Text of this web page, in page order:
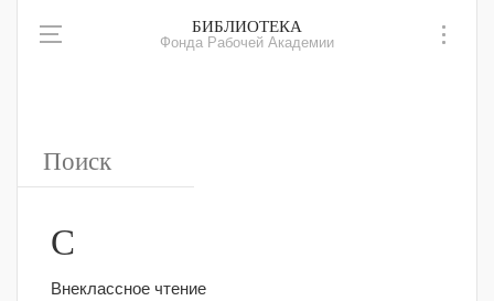
БИБЛИОТЕКА
Фонда Рабочей Академии
С
Внеклассное чтение